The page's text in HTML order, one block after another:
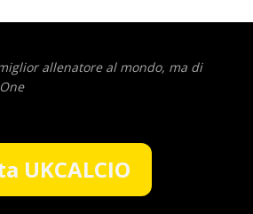
allenatore al mondo, ma di
UKCALCIO